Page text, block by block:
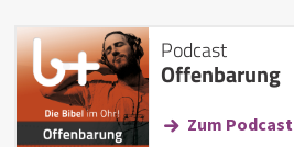
Podcast
Offenbarung
Zum Podcast